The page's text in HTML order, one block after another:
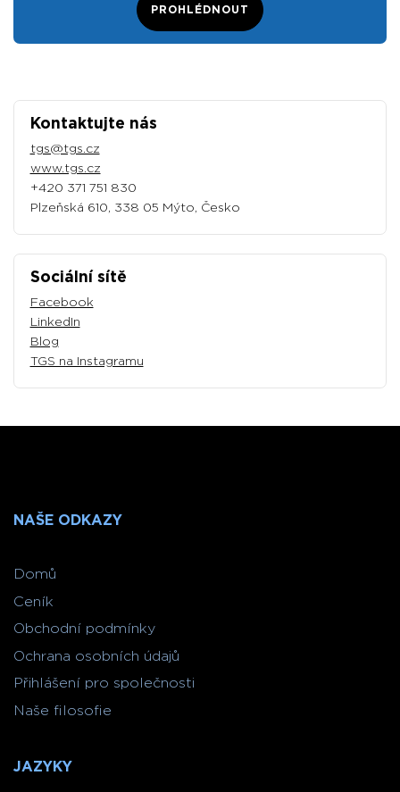
PROHLÉDNOUT
Kontaktujte nás
tgs@tgs.cz
www.tgs.cz
+420 371 751 830
Plzeňská 610, 338 05 Mýto, Česko
Sociální sítě
Facebook
LinkedIn
Blog
TGS na Instagramu
NAŠE ODKAZY
Domů
Ceník
Obchodní podmínky
Ochrana osobních údajů
Přihlášení pro společnosti
Naše filosofie
JAZYKY